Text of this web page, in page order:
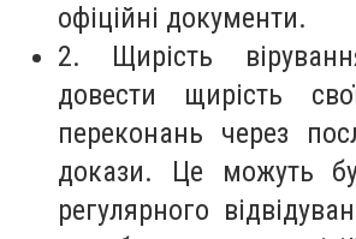
офіційні документи.
2. Щирість
довести щирість
переконань через
докази. Це можуть
регулярного